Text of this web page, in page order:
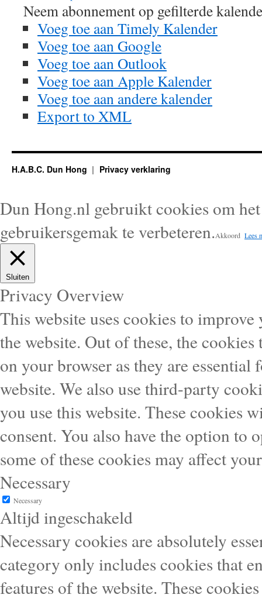
Neem abonnement op gefilterde
Voeg toe aan Timely Kalender
Voeg toe aan Google
Voeg toe aan Outlook
Voeg toe aan Apple Kalender
Voeg toe aan andere kalender
Export to XML
H.A.B.C. Dun Hong Privacy verklaring
Dun Hong.nl gebruikt cookies om
gebruikersgemak te verbeteren.Akkoord Lees
Sluiten
Privacy Overview
This website uses cookies to
the website. Out of these, the cookies
on your browser as they are
website. We also use third-party
you use this website. These cookies
consent. You also have the option
some of these cookies may affect
Necessary
Necessary
Altijd ingeschakeld
Necessary cookies are absolutely
category only includes cookies that
features of the website. These